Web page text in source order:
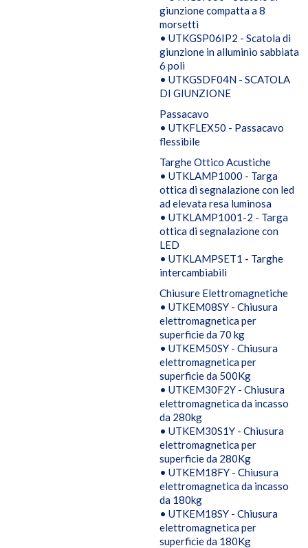
giunzione compatta a 8
morsetti
• UTKGSP06IP2 - Scatola di
giunzione in alluminio sabbiata
6 poli
• UTKGSDF04N - SCATOLA
DI GIUNZIONE
Passacavo
• UTKFLEX50 - Passacavo
flessibile
Targhe Ottico Acustiche
• UTKLAMP1000 - Targa
ottica di segnalazione con led
ad elevata resa luminosa
• UTKLAMP1001-2 - Targa
ottica di segnalazione con
LED
• UTKLAMPSET1 - Targhe
intercambiabili
Chiusure Elettromagnetiche
• UTKEM08SY - Chiusura
elettromagnetica per
superficie da 70 kg
• UTKEM50SY - Chiusura
elettromagnetica per
superficie da 500Kg
• UTKEM30F2Y - Chiusura
elettromagnetica da incasso
da 280kg
• UTKEM30S1Y - Chiusura
elettromagnetica per
superficie da 280Kg
• UTKEM18FY - Chiusura
elettromagnetica da incasso
da 180kg
• UTKEM18SY - Chiusura
elettromagnetica per
superficie da 180Kg